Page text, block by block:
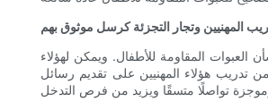
المهنيين وتجار التجزئة كرسل موثوق بهم
العبوات المقاومة للأطفال. ويمكن لهؤلاء
تدريب هؤلاء المهنيين على تقديم رسائل